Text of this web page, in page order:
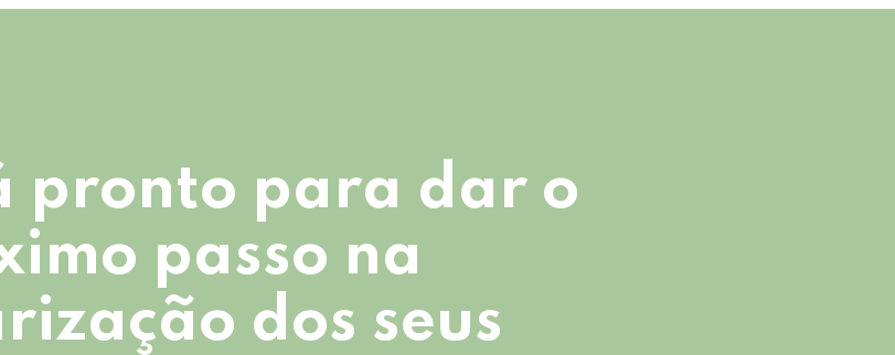
pronto para dar o
passo na
dos seus